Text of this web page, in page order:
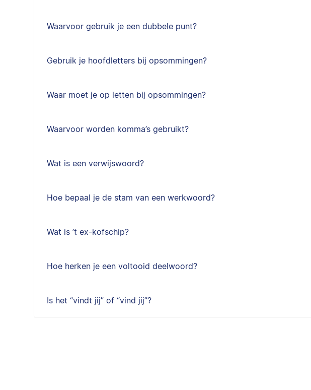
Waarvoor gebruik je een dubbele punt?
Gebruik je hoofdletters bij opsommingen?
Waar moet je op letten bij opsommingen?
Waarvoor worden komma’s gebruikt?
Wat is een verwijswoord?
Hoe bepaal je de stam van een werkwoord?
Wat is ’t ex-kofschip?
Hoe herken je een voltooid deelwoord?
Is het “vindt jij” of “vind jij”?